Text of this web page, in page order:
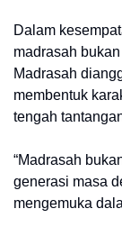
Dalam
madrasah
Madrasah
membentuk
tengah
“Madrasah
generasi masa
mengemuka